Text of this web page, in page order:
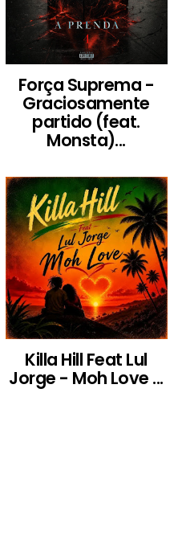
Força Suprema -
Graciosamente
partido (feat.
Monsta)...
Killa Hill Feat Lul
Jorge - Moh Love ...